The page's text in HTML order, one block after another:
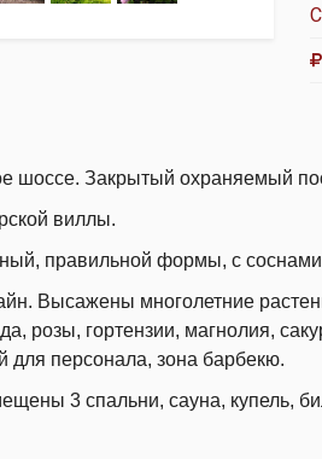
шоссе. Закрытый охраняемый
виллы.
правильной формы, с
Высажены многолетние
розы, гортензии, магнолия,
для персонала, зона барбекю.
3 спальни, сауна, купель,